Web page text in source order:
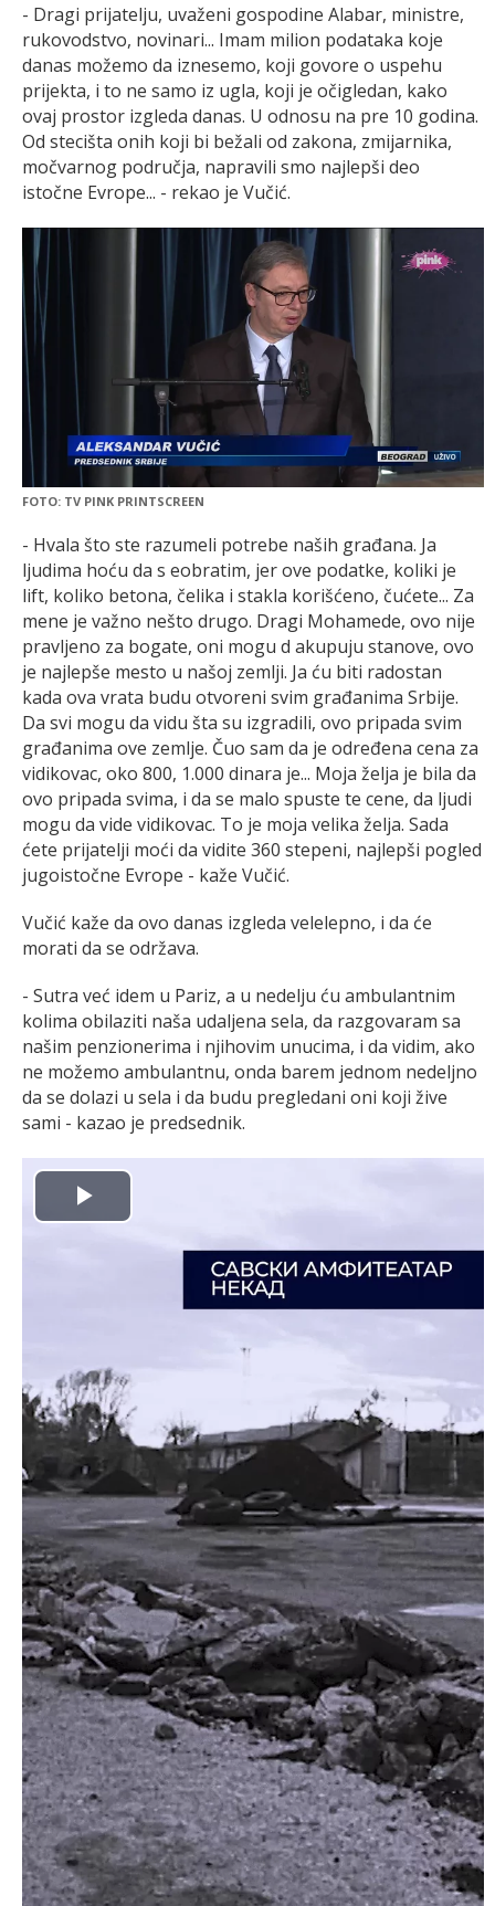
- Dragi prijatelju, uvaženi gospodine Alabar, ministre,
rukovodstvo, novinari... Imam milion podataka koje
danas možemo da iznesemo, koji govore o uspehu
prijekta, i to ne samo iz ugla, koji je očigledan, kako
ovaj prostor izgleda danas. U odnosu na pre 10 godina.
Od stecišta onih koji bi bežali od zakona, zmijarnika,
močvarnog područja, napravili smo najlepši deo
istočne Evrope... - rekao je Vučić.
FOTO: TV PINK PRINTSCREEN
- Hvala što ste razumeli potrebe naših građana. Ja
ljudima hoću da s eobratim, jer ove podatke, koliki je
lift, koliko betona, čelika i stakla korišćeno, čućete... Za
mene je važno nešto drugo. Dragi Mohamede, ovo nije
pravljeno za bogate, oni mogu d akupuju stanove, ovo
je najlepše mesto u našoj zemlji. Ja ću biti radostan
kada ova vrata budu otvoreni svim građanima Srbije.
Da svi mogu da vidu šta su izgradili, ovo pripada svim
građanima ove zemlje. Čuo sam da je određena cena za
vidikovac, oko 800, 1.000 dinara je... Moja želja je bila da
ovo pripada svima, i da se malo spuste te cene, da ljudi
mogu da vide vidikovac. To je moja velika želja. Sada
ćete prijatelji moći da vidite 360 stepeni, najlepši pogled
jugoistočne Evrope - kaže Vučić.
Vučić kaže da ovo danas izgleda velelepno, i da će
morati da se održava.
- Sutra već idem u Pariz, a u nedelju ću ambulantnim
kolima obilaziti naša udaljena sela, da razgovaram sa
našim penzionerima i njihovim unucima, i da vidim, ako
ne možemo ambulantnu, onda barem jednom nedeljno
da se dolazi u sela i da budu pregledani oni koji žive
sami - kazao je predsednik.
Play